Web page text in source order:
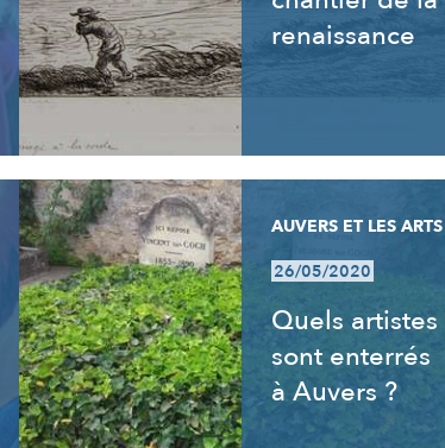
renaissance
AUVERS ET LES ARTS
26/05/2020
Quels artistes
sont enterrés
à Auvers ?